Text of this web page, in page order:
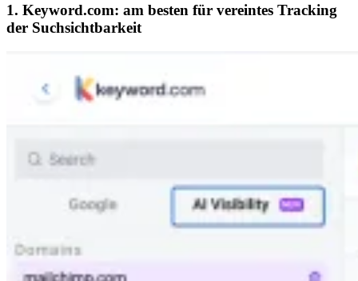
1. Keyword.com: am besten für vereintes Tracking
der Suchsichtbarkeit